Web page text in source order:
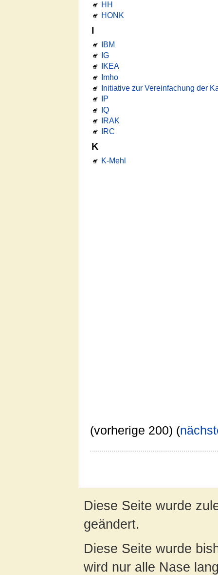
HH
HONK
I
IBM
IG
IKEA
Imho
Initiative zur Vereinfachung der
IP
IQ
IRAK
IRC
K
K-Mehl
(vorherige 200) (
Diese Seite wurde
geändert.
Diese Seite wurde
wird nur alle Nase